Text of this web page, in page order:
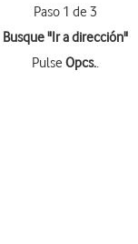
Paso 1 de 3
Busque "Ir a dirección"
Pulse Opcs..